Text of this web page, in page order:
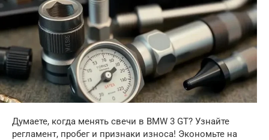
Думаете, когда менять свечи в BMW 3 GT? Узнайте
регламент, пробег и признаки износа! Экономьте на